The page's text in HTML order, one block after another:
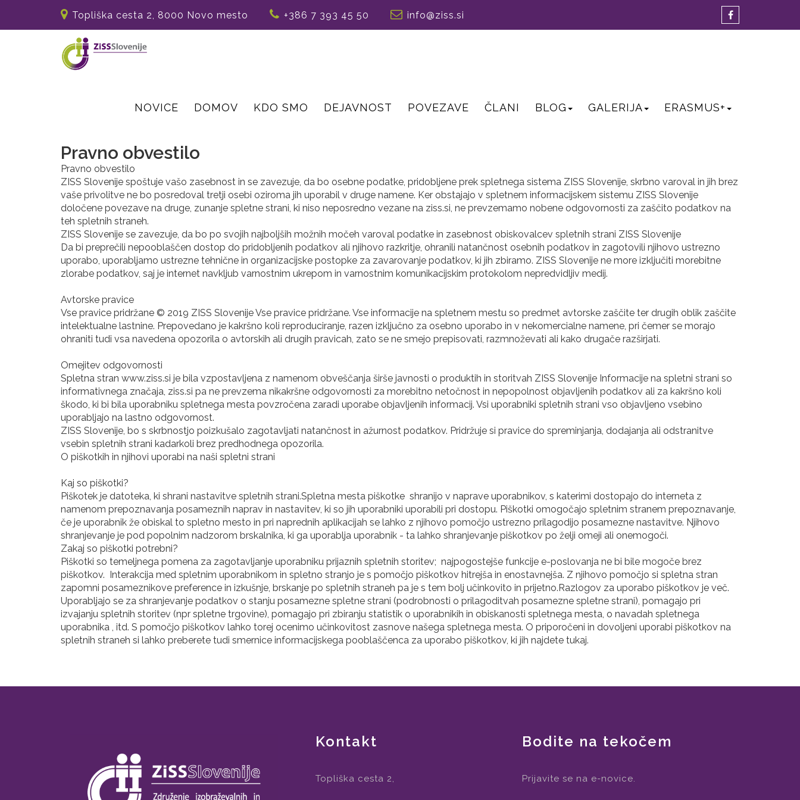
Topliška cesta 2, 8000 Novo mesto +386 7 393 45 50 info@ziss.si
NOVICE DOMOV KDO SMO DEJAVNOST POVEZAVE ČLANI BLOG GALERIJA ERASMUS+
Pravno obvestilo
Pravno obvestilo
ZISS Slovenije spoštuje vašo zasebnost in se zavezuje, da bo osebne podatke, pridobljene prek spletnega sistema ZISS Slovenije, skrbno varoval in jih brez
vaše privolitve ne bo posredoval tretji osebi oziroma jih uporabil v druge namene. Ker obstajajo v spletnem informacijskem sistemu ZISS Slovenije
določene povezave na druge, zunanje spletne strani, ki niso neposredno vezane na ziss.si, ne prevzemamo nobene odgovornosti za zaščito podatkov na
teh spletnih straneh.
ZISS Slovenije se zavezuje, da bo po svojih najboljših možnih močeh varoval podatke in zasebnost obiskovalcev spletnih strani ZISS Slovenije
Da bi preprečili nepooblaščen dostop do pridobljenih podatkov ali njihovo razkritje, ohranili natančnost osebnih podatkov in zagotovili njihovo ustrezno
uporabo, uporabljamo ustrezne tehnične in organizacijske postopke za zavarovanje podatkov, ki jih zbiramo. ZISS Slovenije ne more izključiti morebitne
zlorabe podatkov, saj je internet navkljub varnostnim ukrepom in varnostnim komunikacijskim protokolom nepredvidljiv medij.
Avtorske pravice
Vse pravice pridržane © 2019 ZISS Slovenije Vse pravice pridržane. Vse informacije na spletnem mestu so predmet avtorske zaščite ter drugih oblik zaščite
intelektualne lastnine. Prepovedano je kakršno koli reproduciranje, razen izključno za osebno uporabo in v nekomercialne namene, pri čemer se morajo
ohraniti tudi vsa navedena opozorila o avtorskih ali drugih pravicah, zato se ne smejo prepisovati, razmnoževati ali kako drugače razširjati.
Omejitev odgovornosti
Spletna stran www.ziss.si je bila vzpostavljena z namenom obveščanja širše javnosti o produktih in storitvah ZISS Slovenije Informacije na spletni strani so
informativnega značaja, ziss.si pa ne prevzema nikakršne odgovornosti za morebitno netočnost in nepopolnost objavljenih podatkov ali za kakršno koli
škodo, ki bi bila uporabniku spletnega mesta povzročena zaradi uporabe objavljenih informacij. Vsi uporabniki spletnih strani vso objavljeno vsebino
uporabljajo na lastno odgovornost.
ZISS Slovenije, bo s skrbnostjo poizkušalo zagotavljati natančnost in ažurnost podatkov. Pridržuje si pravice do spreminjanja, dodajanja ali odstranitve
vsebin spletnih strani kadarkoli brez predhodnega opozorila.
O piškotkih in njihovi uporabi na naši spletni strani
Kaj so piškotki?
Piškotek je datoteka, ki shrani nastavitve spletnih strani.Spletna mesta piškotke shranijo v naprave uporabnikov, s katerimi dostopajo do interneta z
namenom prepoznavanja posameznih naprav in nastavitev, ki so jih uporabniki uporabili pri dostopu. Piškotki omogočajo spletnim stranem prepoznavanje,
če je uporabnik že obiskal to spletno mesto in pri naprednih aplikacijah se lahko z njihovo pomočjo ustrezno prilagodijo posamezne nastavitve. Njihovo
shranjevanje je pod popolnim nadzorom brskalnika, ki ga uporablja uporabnik - ta lahko shranjevanje piškotkov po želji omeji ali onemogoči.
Zakaj so piškotki potrebni?
Piškotki so temeljnega pomena za zagotavljanje uporabniku prijaznih spletnih storitev; najpogostejše funkcije e-poslovanja ne bi bile mogoče brez
piškotkov. Interakcija med spletnim uporabnikom in spletno stranjo je s pomočjo piškotkov hitrejša in enostavnejša. Z njihovo pomočjo si spletna stran
zapomni posameznikove preference in izkušnje, brskanje po spletnih straneh pa je s tem bolj učinkovito in prijetno.Razlogov za uporabo piškotkov je več.
Uporabljajo se za shranjevanje podatkov o stanju posamezne spletne strani (podrobnosti o prilagoditvah posamezne spletne strani), pomagajo pri
izvajanju spletnih storitev (npr spletne trgovine), pomagajo pri zbiranju statistik o uporabnikih in obiskanosti spletnega mesta, o navadah spletnega
uporabnika , itd. S pomočjo piškotkov lahko torej ocenimo učinkovitost zasnove našega spletnega mesta. O priporočeni in dovoljeni uporabi piškotkov na
spletnih straneh si lahko preberete tudi smernice informacijskega pooblaščenca za uporabo piškotkov, ki jih najdete tukaj.
Kontakt
Topliška cesta 2,
Bodite na tekočem
Prijavite se na e-novice.